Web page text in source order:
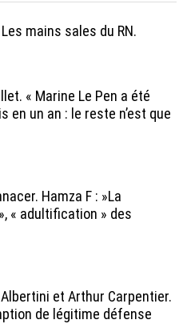
mains sales du RN.
« Marine Le Pen a été
en un an : le reste n’est que
Hamza F : »La
« adultification » des
et Arthur Carpentier.
de légitime défense